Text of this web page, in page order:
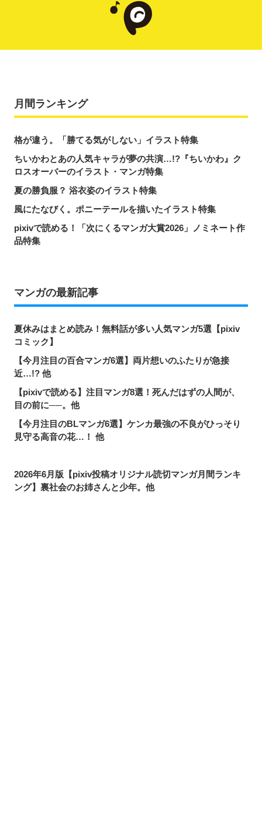
月間ランキング
格が違う。「勝てる気がしない」イラスト特集
ちいかわとあの人気キャラが夢の共演…!?『ちいかわ』ク
ロスオーバーのイラスト・マンガ特集
夏の勝負服？ 浴衣姿のイラスト特集
風にたなびく。ポニーテールを描いたイラスト特集
pixivで読める！「次にくるマンガ大賞2026」ノミネート作
品特集
マンガの最新記事
夏休みはまとめ読み！無料話が多い人気マンガ5選【pixiv
コミック】
【今月注目の百合マンガ6選】両片想いのふたりが急接
近…!? 他
【pixivで読める】注目マンガ8選！死んだはずの人間が、
目の前に──。他
【今月注目のBLマンガ6選】ケンカ最強の不良がひっそり
見守る高音の花…！ 他
2026年6月版【pixiv投稿オリジナル読切マンガ月間ランキ
ング】裏社会のお姉さんと少年。他